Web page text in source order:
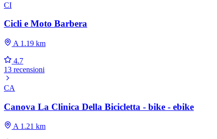
CI
Cicli e Moto Barbera
A 1.19 km
4.7
13 recensioni
CA
Canova La Clinica Della Bicicletta - bike - ebike
A 1.21 km